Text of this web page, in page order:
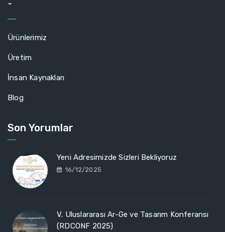
ˇ
Ürünlerimiz
Üretim
İnsan Kaynakları
Blog
Son Yorumlar
Yeni Adresimizde Sizleri Bekliyoruz
16/12/2025
V. Uluslararası Ar-Ge ve Tasarım Konferansı
(RDCONF 2025)